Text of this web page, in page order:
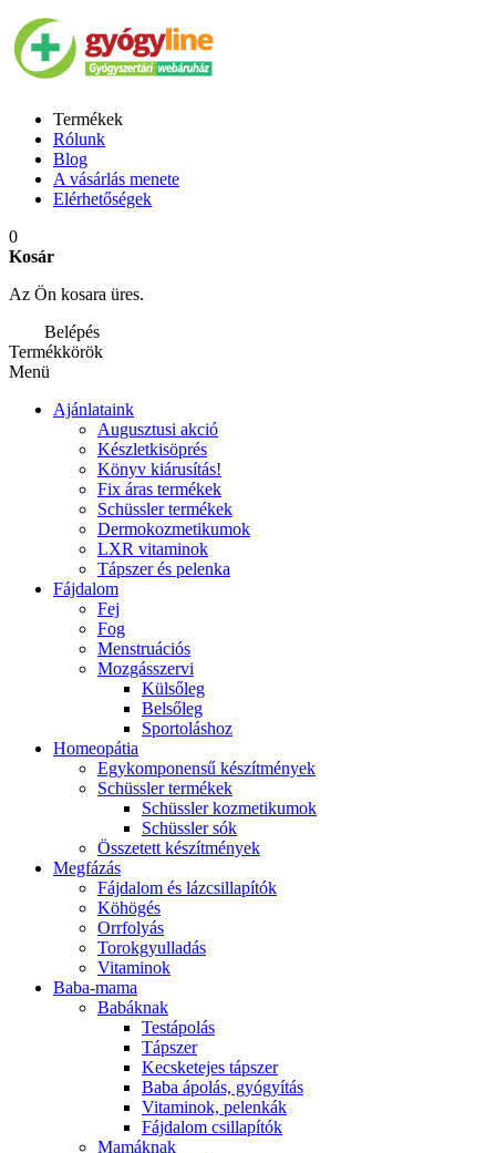
Termékek
Rólunk
Blog
A vásárlás menete
Elérhetőségek
0
Kosár
Az Ön kosara üres.
Belépés
Termékkörök
Menü
Ajánlataink
Augusztusi akció
Készletkisöprés
Könyv kiárusítás!
Fix áras termékek
Schüssler termékek
Dermokozmetikumok
LXR vitaminok
Tápszer és pelenka
Fájdalom
Fej
Fog
Menstruációs
Mozgásszervi
Külsőleg
Belsőleg
Sportoláshoz
Homeopátia
Egykomponensű készítmények
Schüssler termékek
Schüssler kozmetikumok
Schüssler sók
Összetett készítmények
Megfázás
Fájdalom és lázcsillapítók
Köhögés
Orrfolyás
Torokgyulladás
Vitaminok
Baba-mama
Babáknak
Testápolás
Tápszer
Kecsketejes tápszer
Baba ápolás, gyógyítás
Vitaminok, pelenkák
Fájdalom csillapítók
Mamáknak